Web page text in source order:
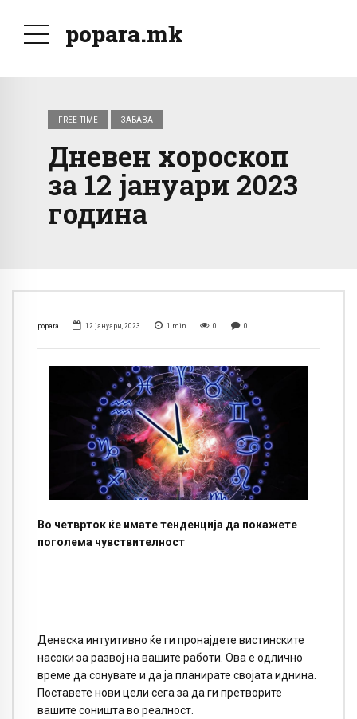
popara.mk
FREE TIME ЗАБАВА
Дневен хороскоп
за 12 јануари 2023
година
popara 12 јануари, 2023 1 min 0 0
Во четврток ќе имате тенденција да покажете
поголема чувствителност
Денеска интуитивно ќе ги пронајдете вистинските
насоки за развој на вашите работи. Ова е одлично
време да сонувате и да ја планирате својата иднина.
Поставете нови цели сега за да ги претворите
вашите соништа во реалност.